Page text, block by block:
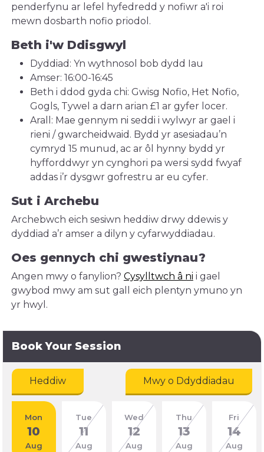
penderfynu ar lefel hyfedredd y nofiwr a'i roi
mewn dosbarth nofio priodol.
Beth i'w Ddisgwyl
Dyddiad: Yn wythnosol bob dydd Iau
Amser: 16:00-16:45
Beth i ddod gyda chi: Gwisg Nofio, Het Nofio,
Gogls, Tywel a darn arian £1 ar gyfer locer.
Arall: Mae gennym ni seddi i wylwyr ar gael i
rieni / gwarcheidwaid. Bydd yr asesiadau’n
cymryd 15 munud, ac ar ôl hynny bydd yr
hyfforddwyr yn cynghori pa wersi sydd fwyaf
addas i’r dysgwr gofrestru ar eu cyfer.
Sut i Archebu
Archebwch eich sesiwn heddiw drwy ddewis y
dyddiad a’r amser a dilyn y cyfarwyddiadau.
Oes gennych chi gwestiynau?
Angen mwy o fanylion? Cysylltwch â ni i gael
gwybod mwy am sut gall eich plentyn ymuno yn
yr hwyl.
Book Your Session
Heddiw Mwy o Ddyddiadau
Mon
10
Aug
Tue
11
Aug
Wed
12
Aug
Thu
13
Aug
Fri
14
Aug